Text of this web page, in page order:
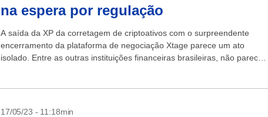
na espera por regulação
A saída da XP da corretagem de criptoativos com o surpreendente
encerramento da plataforma de negociação Xtage parece um ato
isolado. Entre as outras instituições financeiras brasileiras, não parece
17/05/23 - 11:18min